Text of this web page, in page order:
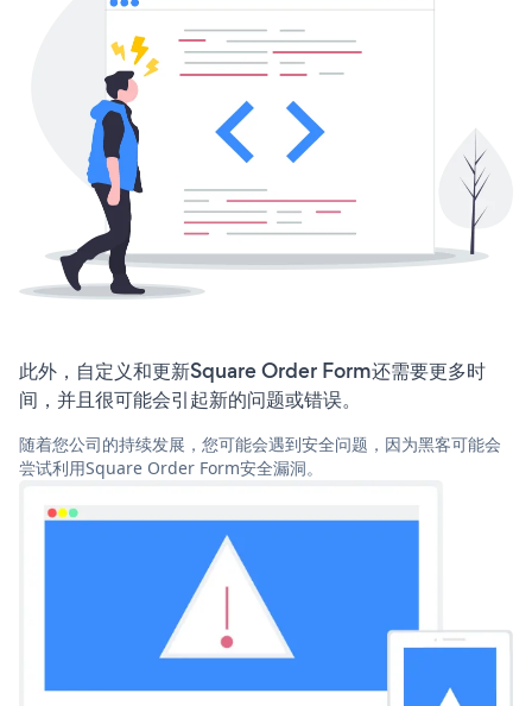
此外，自定义和更新Square Order Form还需要更多时
间，并且很可能会引起新的问题或错误。
随着您公司的持续发展，您可能会遇到安全问题，因为黑客可能会
尝试利用Square Order Form安全漏洞。